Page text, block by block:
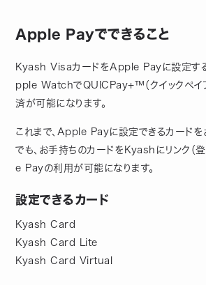
Apple Payでできること
Kyash VisaカードをApple Payに設定す
pple WatchでQUICPay+™（クイックペイ
済が可能になります。
これまで、Apple Payに設定できるカードを
でも、お手持ちのカードをKyashにリンク（登
e Payの利用が可能になります。
設定できるカード
Kyash Card
Kyash Card Lite
Kyash Card Virtual